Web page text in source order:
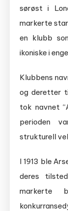
sørøst i
markerte
en klubb
ikoniske i
Klubbens
og deretter
tok navnet
perioden
strukturell
I 1913 ble
deres
markerte